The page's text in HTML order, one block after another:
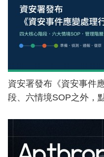
資安署發布《資安事件
段、六情境SOP之外，